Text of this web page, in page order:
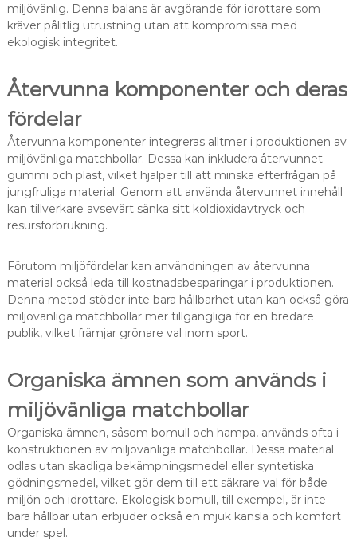
miljövänlig. Denna balans är avgörande för idrottare som
kräver pålitlig utrustning utan att kompromissa med
ekologisk integritet.
Återvunna komponenter och deras
fördelar
Återvunna komponenter integreras alltmer i produktionen av
miljövänliga matchbollar. Dessa kan inkludera återvunnet
gummi och plast, vilket hjälper till att minska efterfrågan på
jungfruliga material. Genom att använda återvunnet innehåll
kan tillverkare avsevärt sänka sitt koldioxidavtryck och
resursförbrukning.
Förutom miljöfördelar kan användningen av återvunna
material också leda till kostnadsbesparingar i produktionen.
Denna metod stöder inte bara hållbarhet utan kan också göra
miljövänliga matchbollar mer tillgängliga för en bredare
publik, vilket främjar grönare val inom sport.
Organiska ämnen som används i
miljövänliga matchbollar
Organiska ämnen, såsom bomull och hampa, används ofta i
konstruktionen av miljövänliga matchbollar. Dessa material
odlas utan skadliga bekämpningsmedel eller syntetiska
gödningsmedel, vilket gör dem till ett säkrare val för både
miljön och idrottare. Ekologisk bomull, till exempel, är inte
bara hållbar utan erbjuder också en mjuk känsla och komfort
under spel.